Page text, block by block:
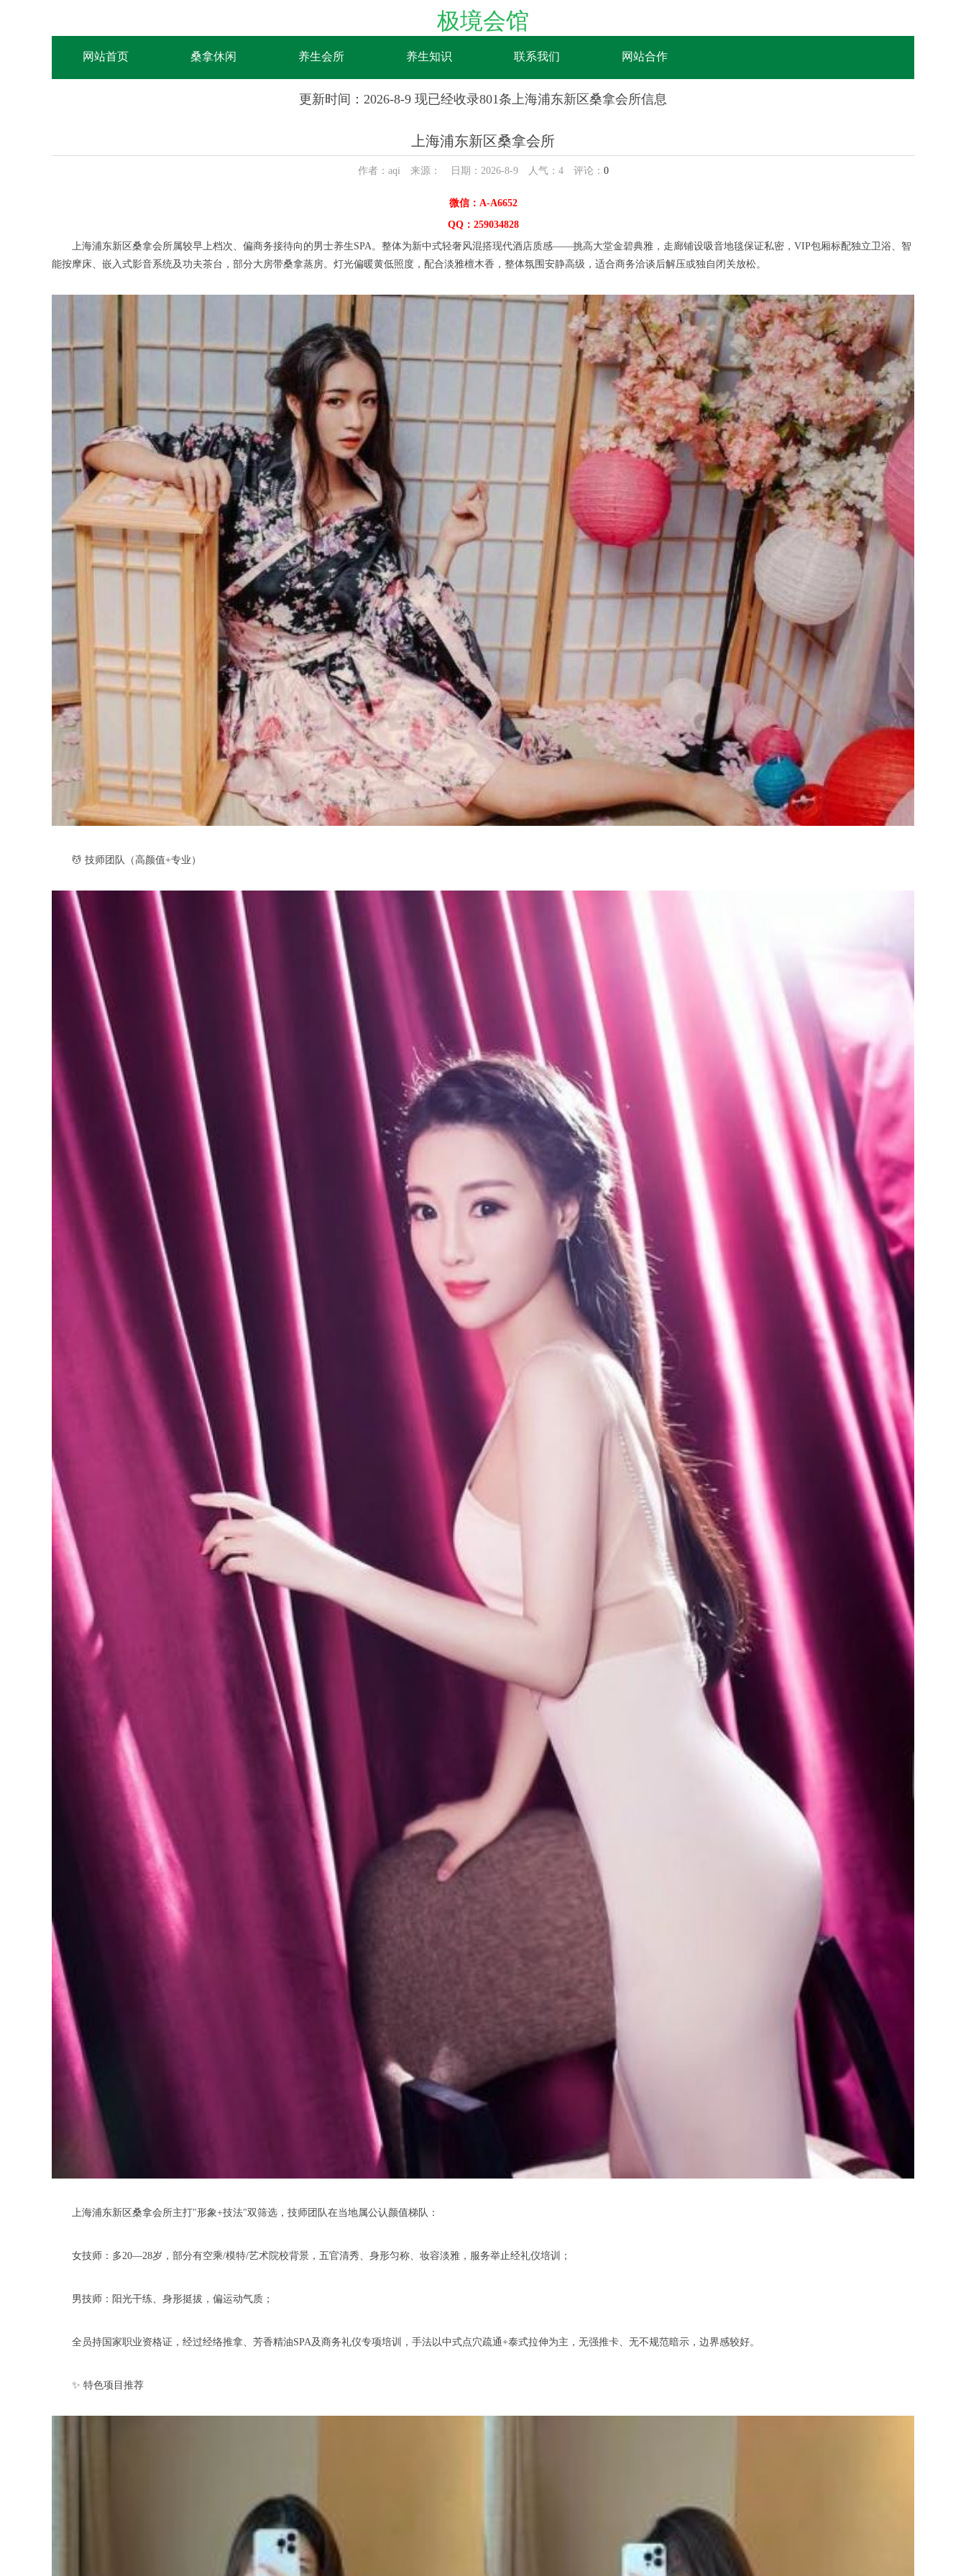
极境会馆
网站首页 桑拿休闲 养生会所 养生知识 联系我们 网站合作
更新时间：2026-8-9 现已经收录801条上海浦东新区桑拿会所信息
上海浦东新区桑拿会所
作者：aqi 来源： 日期：2026-8-9 人气： 4评论： 0
微信：A-A6652
QQ：259034828
上海浦东新区桑拿会所属较早上档次、偏商务接待向的男士养生SPA。整体为新中式轻奢风混搭现代酒店质感——挑高大堂金碧典雅，走廊铺设吸音地毯保证私密，VIP包厢标配独立卫浴、智
能按摩床、嵌入式影音系统及功夫茶台，部分大房带桑拿蒸房。灯光偏暖黄低照度，配合淡雅檀木香，整体氛围安静高级，适合商务洽谈后解压或独自闭关放松。
💆 技师团队（高颜值+专业）
上海浦东新区桑拿会所主打"形象+技法"双筛选，技师团队在当地属公认颜值梯队：
女技师：多20—28岁，部分有空乘/模特/艺术院校背景，五官清秀、身形匀称、妆容淡雅，服务举止经礼仪培训；
男技师：阳光干练、身形挺拔，偏运动气质；
全员持国家职业资格证，经过经络推拿、芳香精油SPA及商务礼仪专项培训，手法以中式点穴疏通+泰式拉伸为主，无强推卡、无不规范暗示，边界感较好。
✨ 特色项目推荐